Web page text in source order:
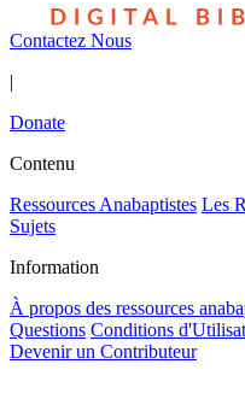
Contactez Nous
|
Donate
Contenu
Ressources Anabaptistes Les
Sujets
Information
À propos des ressources
Questions Conditions
Devenir un Contributeur